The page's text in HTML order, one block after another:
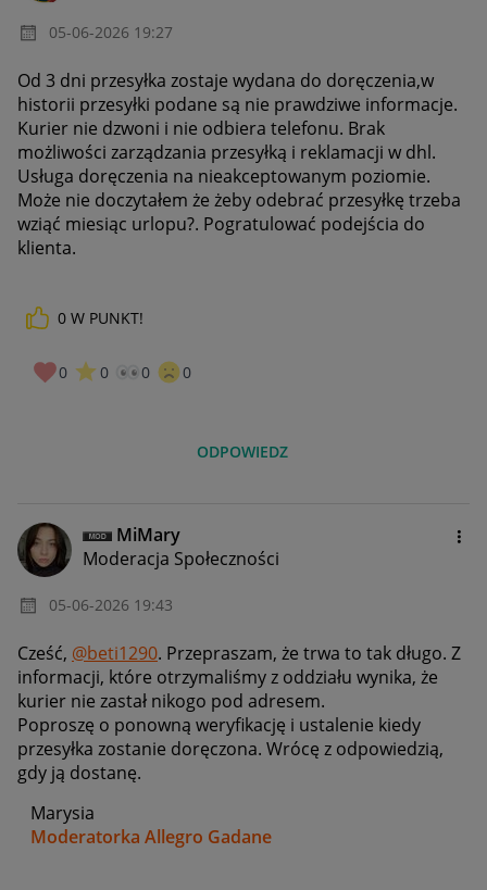
‎05-06-2026 19:27
Od 3 dni przesyłka zostaje wydana do doręczenia,w
historii przesyłki podane są nie prawdziwe informacje.
Kurier nie dzwoni i nie odbiera telefonu. Brak
możliwości zarządzania przesyłką i reklamacji w dhl.
Usługa doręczenia na nieakceptowanym poziomie.
Może nie doczytałem że żeby odebrać przesyłkę trzeba
wziąć miesiąc urlopu?. Pogratulować podejścia do
klienta.
0 W PUNKT!
0 0 0 0
ODPOWIEDZ
MiMary
Moderacja Społeczności
‎05-06-2026 19:43
Cześć, @beti1290. Przepraszam, że trwa to tak długo. Z
informacji, które otrzymaliśmy z oddziału wynika, że
kurier nie zastał nikogo pod adresem.
Poproszę o ponowną weryfikację i ustalenie kiedy
przesyłka zostanie doręczona. Wrócę z odpowiedzią,
gdy ją dostanę.
Marysia
Moderatorka Allegro Gadane